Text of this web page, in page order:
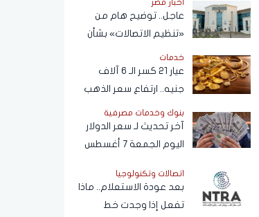
أخبار مصر
عاجل.. توضيح هام من
«تنظيم الاتصالات» بشأن
خطوط المحمول المسجلة
دون علم المواطنين
خدمات
عيار 21 كسر الـ 6 آلاف
جنيه.. ارتفاع سعر الذهب
2026
بنوك وخدمات مصرفية
آخر تحديث لـ سعر الدولار
اليوم الجمعة 7 أغسطس
اتصالات وتكنولوجيا
بعد عودة الاستعلام.. ماذا
تفعل إذا وجدت خط